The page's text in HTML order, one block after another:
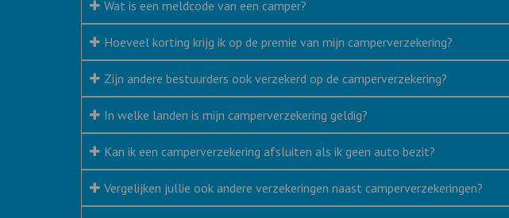
Wat is een meldcode van een camper?
Hoeveel korting krijg ik op de premie van mijn camperverzekering?
Zijn andere bestuurders ook verzekerd op de camperverzekering?
In welke landen is mijn camperverzekering geldig?
Kan ik een camperverzekering afsluiten als ik geen auto bezit?
Vergelijken jullie ook andere verzekeringen naast camperverzekeringen?